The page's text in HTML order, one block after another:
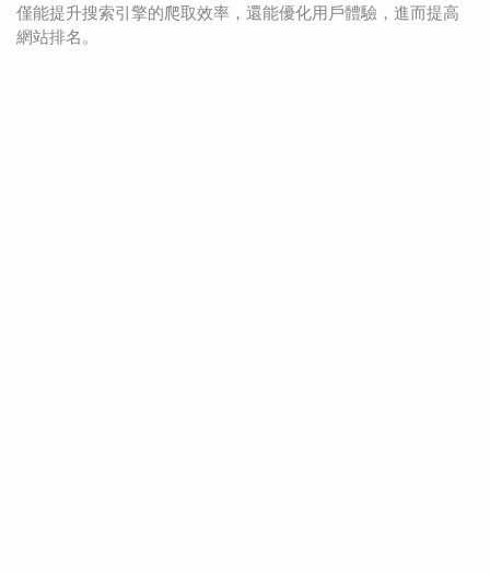
僅能提升搜索引擎的爬取效率，還能優化用戶體驗，進而提高
網站排名。